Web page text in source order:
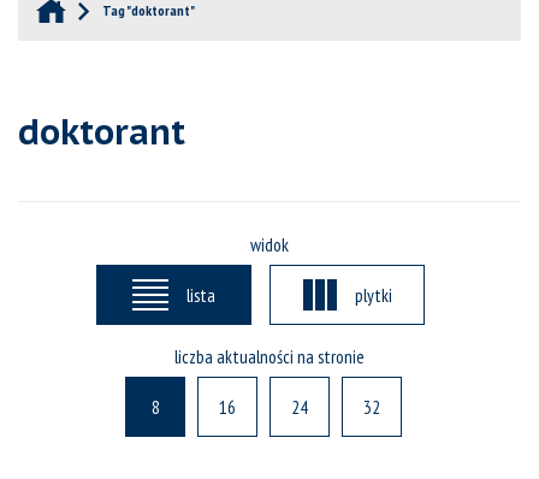
Tag "doktorant"
doktorant
widok
lista plytki
liczba aktualności na stronie
8 16 24 32